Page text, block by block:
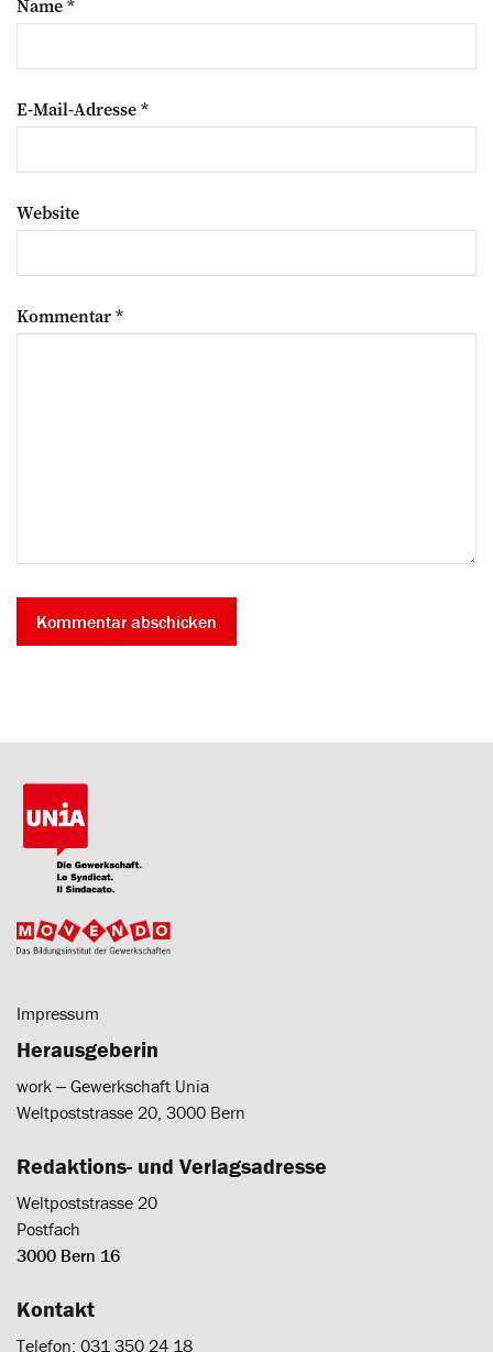
Name*
E-Mail-Adresse*
Website
Kommentar*
Impressum
Herausgeberin
work ‒ Gewerkschaft Unia
Weltpoststrasse 20, 3000 Bern
Redaktions- und Verlagsadresse
Weltpoststrasse 20
Postfach
3000 Bern 16
Kontakt
Telefon: 031 350 24 18